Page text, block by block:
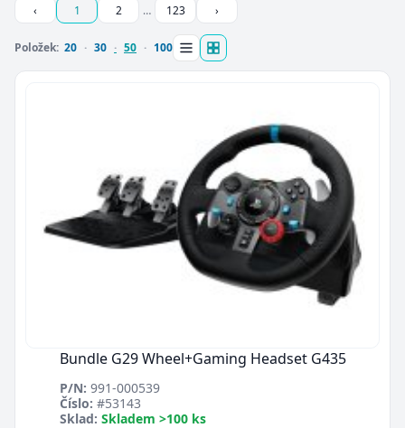
‹ 1 2 … 123 ›
Položek: 20 30 50 100
Bundle G29 Wheel+Gaming Headset G435
P/N: 991-000539
Číslo: #53143
Sklad: Skladem >100 ks